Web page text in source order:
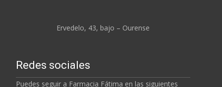
Ervedelo, 43, bajo – Ourense
Redes sociales
Puedes seguir a Farmacia Fátima en las siguientes